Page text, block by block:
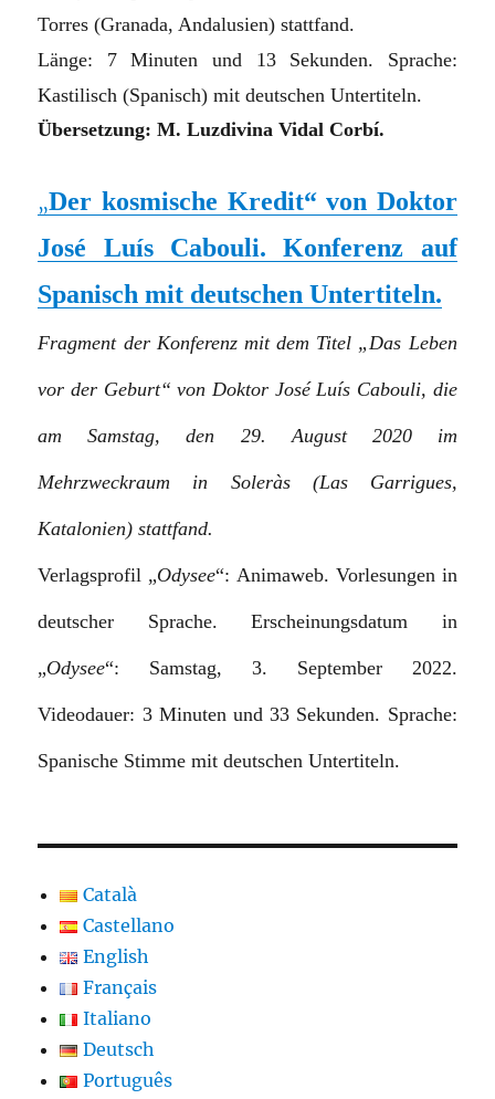
Torres (Granada, Andalusien) stattfand.
Länge: 7 Minuten und 13 Sekunden. Sprache:
Kastilisch (Spanisch) mit deutschen Untertiteln.
Übersetzung: M. Luzdivina Vidal Corbí.
„Der kosmische Kredit“ von Doktor
José Luís Cabouli. Konferenz auf
Spanisch mit deutschen Untertiteln.
Fragment der Konferenz mit dem Titel „Das Leben
vor der Geburt“ von Doktor José Luís Cabouli, die
am Samstag, den 29. August 2020 im
Mehrzweckraum in Soleràs (Las Garrigues,
Katalonien) stattfand.
Verlagsprofil „Odysee“: Animaweb. Vorlesungen in
deutscher Sprache. Erscheinungsdatum in
„Odysee“: Samstag, 3. September 2022.
Videodauer: 3 Minuten und 33 Sekunden. Sprache:
Spanische Stimme mit deutschen Untertiteln.
Català
Castellano
English
Français
Italiano
Deutsch
Português